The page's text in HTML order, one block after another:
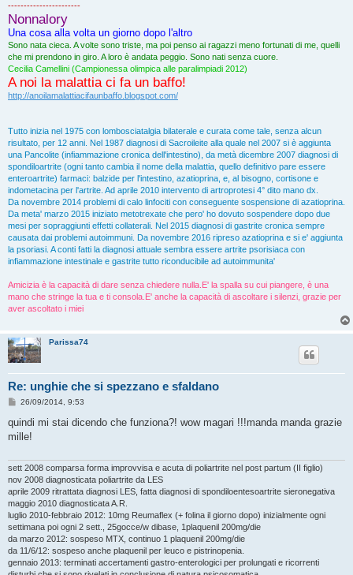
-----------------------
Nonnalory
Una cosa alla volta un giorno dopo l'altro
Sono nata cieca. A volte sono triste, ma poi penso ai ragazzi meno fortunati di me, quelli
che mi prendono in giro. A loro è andata peggio. Sono nati senza cuore.
Cecilia Camellini (Campionessa olimpica alle paralimpiadi 2012)
A noi la malattia ci fa un baffo!
http://anoilamalattiacifaunbaffo.blogspot.com/
Tutto inizia nel 1975 con lombosciatalgia bilaterale e curata come tale, senza alcun
risultato, per 12 anni. Nel 1987 diagnosi di Sacroileite alla quale nel 2007 si è aggiunta
una Pancolite (infiammazione cronica dell'intestino), da metà dicembre 2007 diagnosi di
spondiloartrite (ogni tanto cambia il nome della malattia, quello definitivo pare essere
enteroartrite) farmaci: balzide per l'intestino, azatioprina, e, al bisogno, cortisone e
indometacina per l'artrite. Ad aprile 2010 intervento di artroprotesi 4° dito mano dx.
Da novembre 2014 problemi di calo linfociti con conseguente sospensione di azatioprina.
Da meta' marzo 2015 iniziato metotrexate che pero' ho dovuto sospendere dopo due
mesi per sopraggiunti effetti collaterali. Nel 2015 diagnosi di gastrite cronica sempre
causata dai problemi autoimmuni. Da novembre 2016 ripreso azatioprina e si e' aggiunta
la psoriasi. A conti fatti la diagnosi attuale sembra essere artrite psorisiaca con
infiammazione intestinale e gastrite tutto riconducibile ad autoimmunita'
Amicizia è la capacità di dare senza chiedere nulla.E' la spalla su cui piangere, è una
mano che stringe la tua e ti consola.E' anche la capacità di ascoltare i silenzi, grazie per
aver ascoltato i miei
Parissa74
Re: unghie che si spezzano e sfaldano
M
s
a
i
o
26/09/2014, 9:53
quindi mi stai dicendo che funziona?! wow magari !!!manda manda grazie
mille!
sett 2008 comparsa forma improvvisa e acuta di poliartrite nel post partum (II figlio)
nov 2008 diagnosticata poliartrite da LES
aprile 2009 ritrattata diagnosi LES, fatta diagnosi di spondiloentesoartrite sieronegativa
maggio 2010 diagnosticata A.R.
luglio 2010-febbraio 2012: 10mg Reumaflex (+ folina il giorno dopo) inizialmente ogni
settimana poi ogni 2 sett., 25gocce/w dibase, 1plaquenil 200mg/die
da marzo 2012: sospeso MTX, continuo 1 plaquenil 200mg/die
da 11/6/12: sospeso anche plaquenil per leuco e pistrinopenia.
gennaio 2013: terminati accertamenti gastro-enterologici per prolungati e ricorrenti